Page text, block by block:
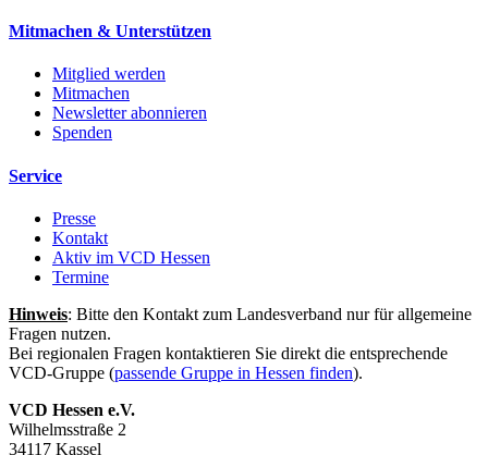
Mitmachen & Unterstützen
Mitglied werden
Mitmachen
Newsletter abonnieren
Spenden
Service
Presse
Kontakt
Aktiv im VCD Hessen
Termine
Hinweis: Bitte den Kontakt zum Landesverband nur für allgemeine
Fragen nutzen.
Bei regionalen Fragen kontaktieren Sie direkt die entsprechende
VCD-Gruppe (passende Gruppe in Hessen finden).
VCD Hessen e.V.
Wilhelmsstraße 2
34117 Kassel